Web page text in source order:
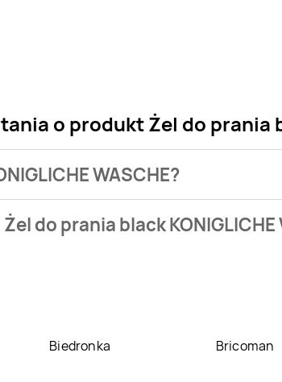
o produkt Żel do prania
WASCHE?
20,99 zł.
do prania black KONIGLICHE
Biedronka Bricoman